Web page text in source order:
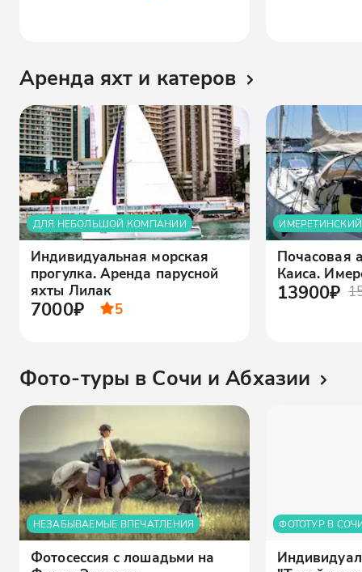
Аренда яхт и катеров
ДЛЯ НЕБОЛЬШОЙ КОМПАНИИ
Индивидуальная морская
прогулка. Аренда парусной
яхты Лилак
7000₽ 5
Почасовая
Каиса.
13900₽
Фото-туры в Сочи и Абхазии
НЕЗАБЫВАЕМЫЕ ВПЕЧАТЛЕНИЯ
Фотосессия с лошадьми на
ФОТОТУР В